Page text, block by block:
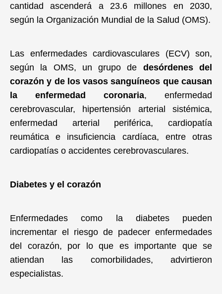
cantidad ascenderá a 23.6 millones en 2030,
según la Organización Mundial de la Salud (OMS).
Las enfermedades cardiovasculares (ECV) son,
según la OMS, un grupo de desórdenes del
corazón y de los vasos sanguíneos que causan
la enfermedad coronaria, enfermedad
cerebrovascular, hipertensión arterial sistémica,
enfermedad arterial periférica, cardiopatía
reumática e insuficiencia cardíaca, entre otras
cardiopatías o accidentes cerebrovasculares.
Diabetes y el corazón
Enfermedades como la diabetes pueden
incrementar el riesgo de padecer enfermedades
del corazón, por lo que es importante que se
atiendan las comorbilidades, advirtieron
especialistas.